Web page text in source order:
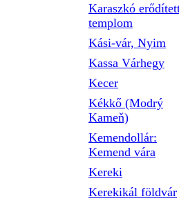
Karaszkó
templom
Kási-vár, Nyim
Kassa Várhegy
Kecer
Kékkő (Modrý
Kameň)
Kemendollár:
Kemend vára
Kereki
Kerekikál földvár